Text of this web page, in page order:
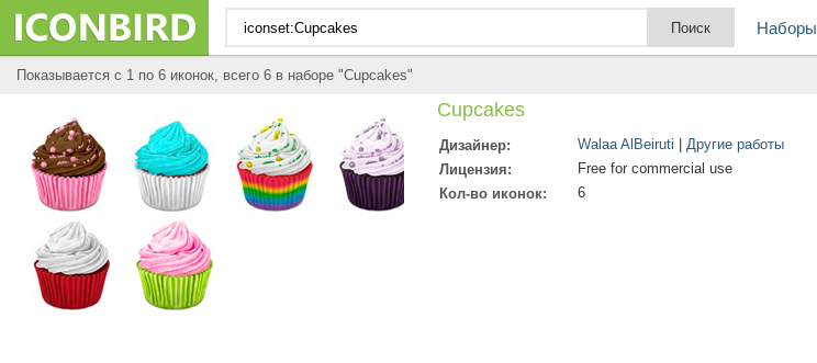
Наборы
Показывается с 1 по 6 иконок, всего 6 в наборе "Cupcakes"
Cupcakes
Дизайнер: Walaa AlBeiruti
Другие работы
Лицензия:
Free for commercial use
Кол-во иконок:
6